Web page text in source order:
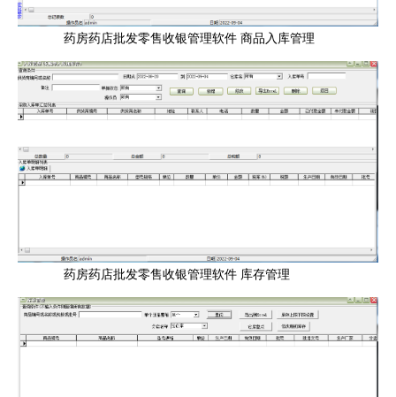
药房药店批发零售收银管理软件 商品入库管理
药房药店批发零售收银管理软件 库存管理